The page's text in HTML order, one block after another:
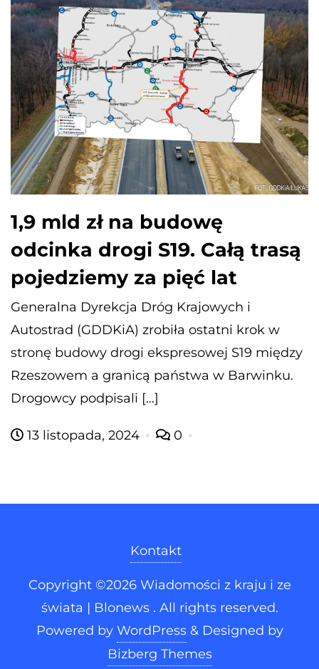
1,9 mld zł na budowę
odcinka drogi S19. Całą trasą
pojedziemy za pięć lat
Generalna Dyrekcja Dróg Krajowych i
Autostrad (GDDKiA) zrobiła ostatni krok w
stronę budowy drogi ekspresowej S19 między
Rzeszowem a granicą państwa w Barwinku.
Drogowcy podpisali […]
13 listopada, 2024 0
Kontakt
Copyright ©2026 Wiadomości z kraju i ze
świata | Blonews . All rights reserved.
Powered by WordPress & Designed by
Bizberg Themes